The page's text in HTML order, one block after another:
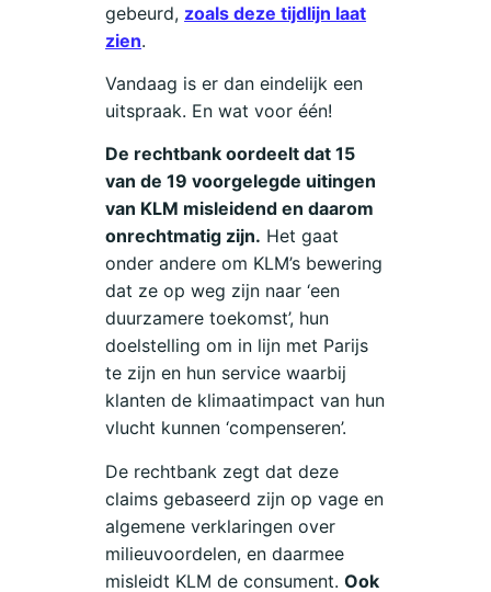
gebeurd, zoals deze tijdlijn laat
zien.
Vandaag is er dan eindelijk een
uitspraak. En wat voor één!
De rechtbank oordeelt dat 15
van de 19 voorgelegde uitingen
van KLM misleidend en daarom
onrechtmatig zijn. Het gaat
onder andere om KLM’s bewering
dat ze op weg zijn naar ‘een
duurzamere toekomst’, hun
doelstelling om in lijn met Parijs
te zijn en hun service waarbij
klanten de klimaatimpact van hun
vlucht kunnen ‘compenseren’.
De rechtbank zegt dat deze
claims gebaseerd zijn op vage en
algemene verklaringen over
milieuvoordelen, en daarmee
misleidt KLM de consument.Ook